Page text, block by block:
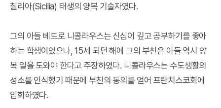
칠리아(Sicilia) 태생의 양복 기술자였다.
그의 아들 베드로 니콜라우스는 신심이 깊고 공부하기를 좋아
하는 학생이었으나, 15세 되던 해에 그의 부친은 아들 역시 양
복 일을 도와야 한다고 주장하였다. 니콜라우스는 수도생활의
성소를 인식했기 때문에 부친의 동의를 얻어 프란치스코회에
입회하였다.